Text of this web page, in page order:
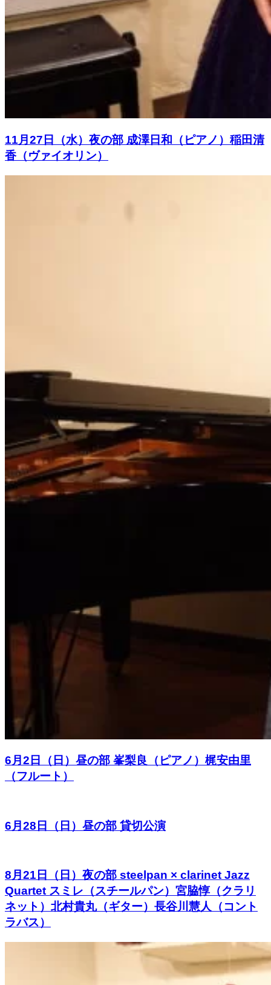
11月27日（水）夜の部 成澤日和（ピアノ）稲田清
香（ヴァイオリン）
6月2日（日）昼の部 峯梨良（ピアノ）梶安由里
（フルート）
6月28日（日）昼の部 貸切公演
8月21日（日）夜の部 steelpan × clarinet Jazz
Quartet スミレ（スチールパン）宮脇惇（クラリ
ネット）北村貴丸（ギター）長谷川慧人（コント
ラバス）